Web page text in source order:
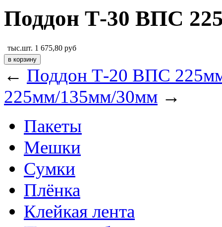
Поддон Т-30 ВПС
тыс.шт. 1 675,80 руб
← Поддон Т-20 ВПС
225мм/135мм/30мм →
Пакеты
Мешки
Сумки
Плёнка
Клейкая лента